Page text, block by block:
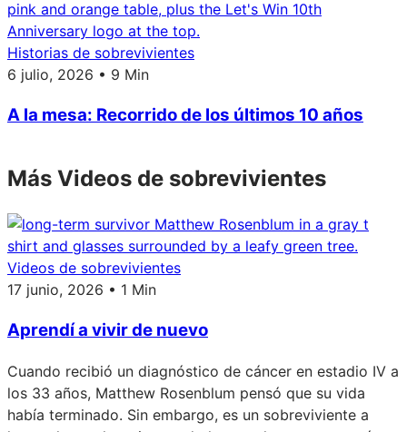
Historias de sobrevivientes
6 julio, 2026 • 9 Min
A la mesa: Recorrido de los últimos 10 años
Más Videos de sobrevivientes
Videos de sobrevivientes
17 junio, 2026 • 1 Min
Aprendí a vivir de nuevo
Cuando recibió un diagnóstico de cáncer en estadio IV a
los 33 años, Matthew Rosenblum pensó que su vida
había terminado. Sin embargo, es un sobreviviente a